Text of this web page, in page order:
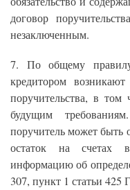
договор
незаключенным.
7. По общему
кредитором
поручительства, в том
будущим
поручитель может быть
остаток на счетах
информацию об
307, пункт 1 статьи